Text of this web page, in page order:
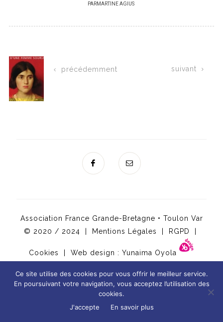
PARMARTINE AGIUS
précédemment suivant
Association France Grande-Bretagne • Toulon Var
© 2020 / 2024 |
Mentions Légales RGPD
Cookies | Web design : Yunaima Oyola
Ce site utilise des cookies pour vous offrir le meilleur service.
En poursuivant votre navigation, vous acceptez l’utilisation des
cookies.
J'accepte
En savoir plus